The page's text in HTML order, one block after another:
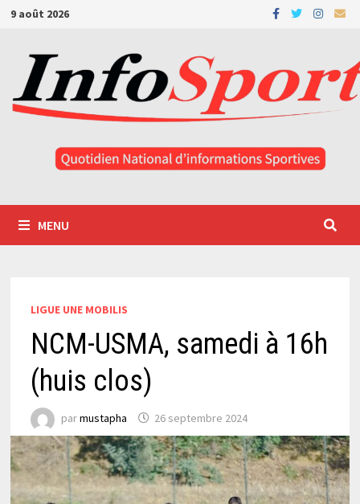
Passer
contenu
9 août 2026
MENU
LIGUE UNE MOBILIS
NCM-USMA, samedi à 16h
(huis clos)
parmustapha 26 septembre 2024